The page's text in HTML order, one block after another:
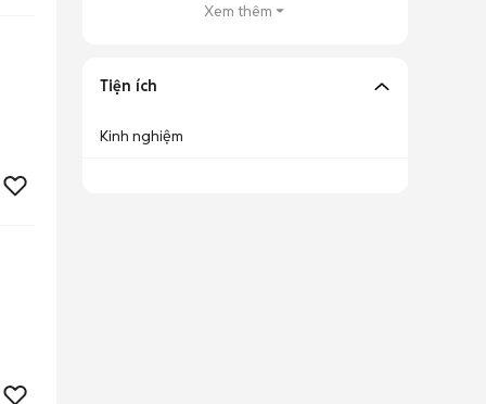
Xem thêm
Tiện ích
Kinh nghiệm